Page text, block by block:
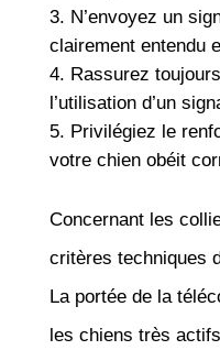
N’envoyez un
clairement entendu
Rassurez
l’utilisation d’un
Privilégiez le
votre chien obéit
Concernant les
critères techniques
La portée de la
les chiens très